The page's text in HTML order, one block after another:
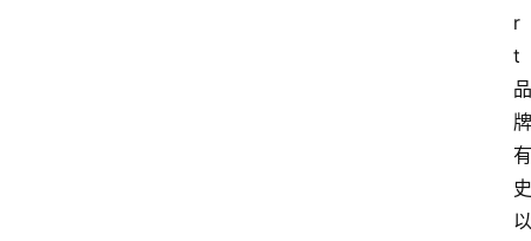
r
t
品
牌
有
史
以